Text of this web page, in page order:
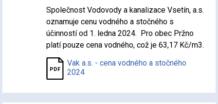
Společnost Vodovody a kanalizace Vsetín, a.s.
oznamuje cenu vodného a stočného s
účinností od 1. ledna 2024. Pro obec Pržno
platí pouze cena vodného, což je 63,17 Kč/m3.
Vak a.s. - cena vodného a stočného
2024